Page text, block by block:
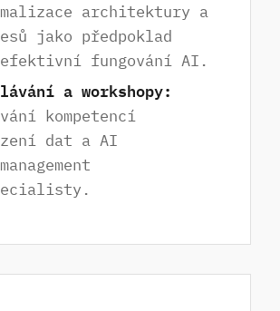
architektury a
jako předpoklad
fungování AI.
a workshopy:
kompetencí
dat a AI